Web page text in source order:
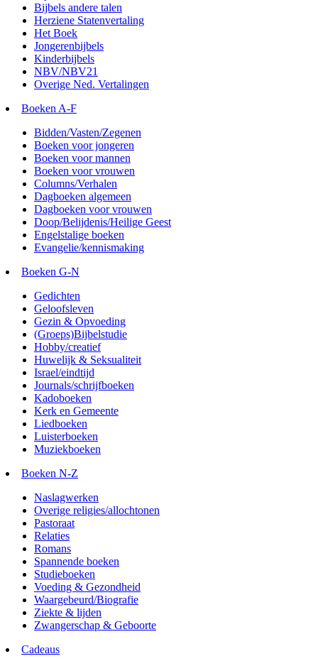
Bijbels andere talen
Herziene Statenvertaling
Het Boek
Jongerenbijbels
Kinderbijbels
NBV/NBV21
Overige Ned. Vertalingen
Boeken A-F
Bidden/Vasten/Zegenen
Boeken voor jongeren
Boeken voor mannen
Boeken voor vrouwen
Columns/Verhalen
Dagboeken algemeen
Dagboeken voor vrouwen
Doop/Belijdenis/Heilige Geest
Engelstalige boeken
Evangelie/kennismaking
Boeken G-N
Gedichten
Geloofsleven
Gezin & Opvoeding
(Groeps)Bijbelstudie
Hobby/creatief
Huwelijk & Seksualiteit
Israel/eindtijd
Journals/schrijfboeken
Kadoboeken
Kerk en Gemeente
Liedboeken
Luisterboeken
Muziekboeken
Boeken N-Z
Naslagwerken
Overige religies/allochtonen
Pastoraat
Relaties
Romans
Spannende boeken
Studieboeken
Voeding & Gezondheid
Waargebeurd/Biografie
Ziekte & lijden
Zwangerschap & Geboorte
Cadeaus